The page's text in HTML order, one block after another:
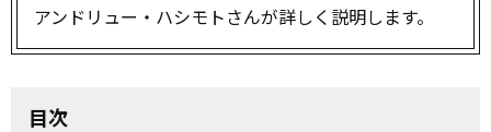
アンドリュー・ハシモトさんが詳しく説明します。
目次